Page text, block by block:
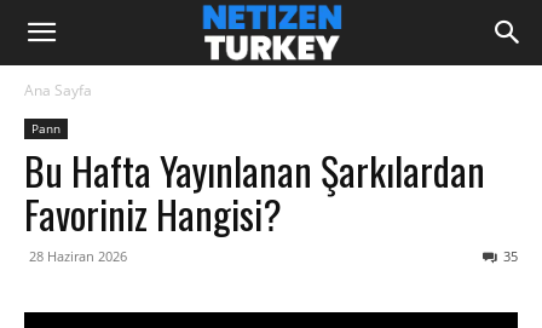
Ana Sayfa
Pann
Bu Hafta Yayınlanan Şarkılardan
Favoriniz Hangisi?
28 Haziran 2026 35